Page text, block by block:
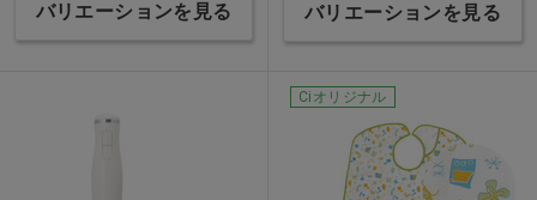
バリエーションを見る バリエーションを見る
Ciオリジナル